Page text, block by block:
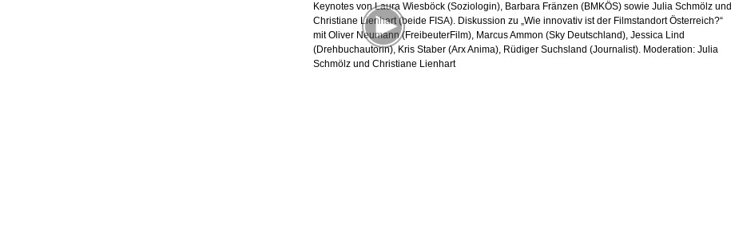
Keynotes von Laura Wiesböck (Soziologin), Barbara Fränzen (BMKÖS) sowie Julia Schmölz und
Christiane Lienhart (beide FISA). Diskussion zu „Wie innovativ ist der Filmstandort Österreich?“
mit Oliver Neumann (FreibeuterFilm), Marcus Ammon (Sky Deutschland), Jessica Lind
(Drehbuchautorin), Kris Staber (Arx Anima), Rüdiger Suchsland (Journalist). Moderation: Julia
Schmölz und Christiane Lienhart